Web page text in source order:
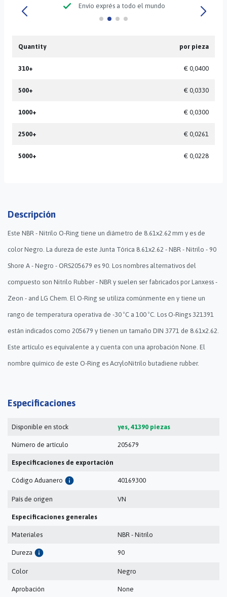
check Envío exprés a todo el mundo
Quantity por pieza
310+ € 0,0400
500+ € 0,0330
1000+ € 0,0300
2500+ € 0,0261
5000+ € 0,0228
Descripción
Este NBR - Nitrilo O-Ring tiene un diámetro de 8.61x2.62 mm y es de
color Negro. La dureza de este Junta Tórica 8.61x2.62 - NBR - Nitrilo - 90
Shore A - Negro - ORS205679 es 90. Los nombres alternativos del
compuesto son Nitrilo Rubber - NBR y suelen ser fabricados por Lanxess -
Zeon - and LG Chem. El O-Ring se utiliza comúnmente en y tiene un
rango de temperatura operativa de -30 ºC a 100 ºC. Los O-Rings 321391
están indicados como 205679 y tienen un tamaño DIN 3771 de 8.61x2.62.
Este artículo es equivalente a y cuenta con una aprobación None. El
nombre químico de este O-Ring es AcryloNitrilo butadiene rubber.
Especificaciones
Disponible en stock yes, 41390 piezas
Número de artículo 205679
Especificaciones de exportación
Código Aduanero info 40169300
País de origen VN
Especificaciones generales
Materiales NBR - Nitrilo
Dureza info 90
Color Negro
Aprobación None